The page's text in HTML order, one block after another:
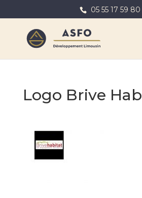
05 55 17 59 80
Logo Brive Hab